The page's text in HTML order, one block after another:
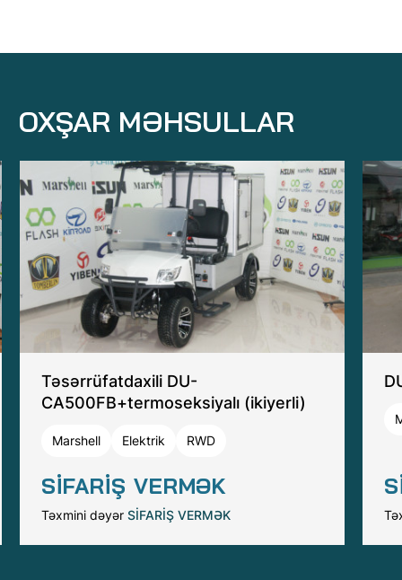
OXŞAR MƏHSULLAR
Təsərrüfatdaxili DU-
CA500FB+termoseksiyalı (ikiyerli)
Marshell Elektrik RWD
SİFARİŞ VERMƏK
Təxmini dəyər SİFARİŞ VERMƏK